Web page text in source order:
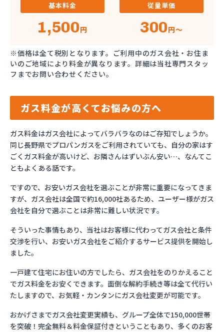
基本料金
1,500円
従量単価
300円～
※価格は全て税別となります。ご利用中のガス会社・お住ま
いのご地域により料金が異なります。詳細は当社専門スタッ
フまでお問い合わせください。
ガス料金が高くてお悩みの方へ
ガス料金はガス会社によってバラバラなのはご存知でしょうか。
同じ長野県でプロパンガスをご利用されていても、自分の家はす
ごくガス料金が高いけど、お隣さんはずいぶん安い…、なんてこ
ともよくある話です。
ですので、お安いガス会社を選ぶことが非常に重要になってきま
すが、ガス会社は全国で約16,000社あるため、ユーザー様がガス
会社を自分で選ぶことは非常に難しい状況です。
そういった事情もあり、当社はお客様に代わってガス会社と条件
交渉を行い、お安いガス会社をご紹介するサービス提供を開始し
ました。
一戸建て住宅にお住いの方でしたら、ガス会社をのりかえること
でガス料金をお安くできます。面倒な解約手続き等は全て代行い
たしますので、お気軽・カンタンにガス会社変更が可能です。
おかげさまでガス会社変更実績も、グループ全体で150,000世帯
を突破！完全無料＆料金保証付きということもあり、多くのお客